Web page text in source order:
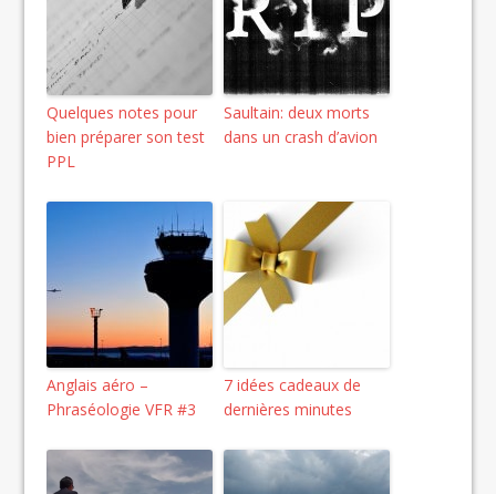
Quelques notes pour
bien préparer son test
PPL
Saultain: deux morts
dans un crash d’avion
Anglais aéro –
Phraséologie VFR #3
7 idées cadeaux de
dernières minutes